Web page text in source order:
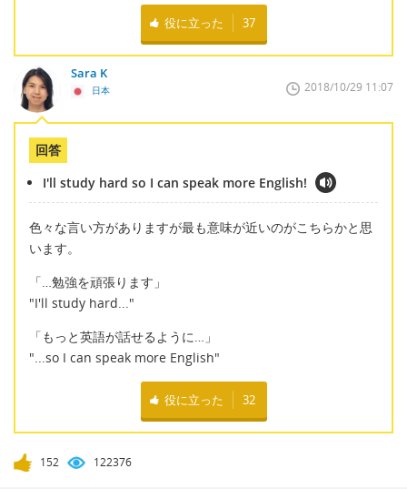
役に立った 37
Sara K
日本 2018/10/29 11:07
回答
I'll study hard so I can speak more English!
色々な言い方がありますが最も意味が近いのがこちらかと思
います。
「…勉強を頑張ります」
"I'll study hard..."
「もっと英語が話せるように…」
"...so I can speak more English"
役に立った 32
152 122376